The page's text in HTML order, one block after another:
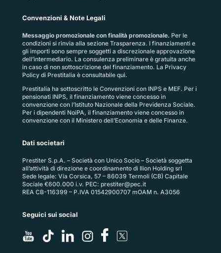
Convenzioni & Note Legali
Messaggio promozionale con finalità promozionale. Per le
condizioni si rinvia alla sezione Trasparenza. I finanziamenti e
gli importi sono sempre soggetti a discrezionale approvazione
dell’intermediario. La consulenza preliminare è gratuita anche
in caso di non sottoscrizione del finanziamento. La Privacy
Policy di Prestitalia è consultabile qui.
Prestitalia ha sottoscritto le Convenzioni con INPS e MEF. Per i
pensionati INPS, il finanziamento viene concesso in
convenzione con l’Istituto Nazionale della Previdenza Sociale.
Per i dipendenti NoiPA, il finanziamento viene concesso in
convenzione con il Ministero dell’Economia e delle Finanze.
Dati societari
Prestiter S.p.A. – Società con Unico Socio – Società soggetta
all’attività di direzione e coordinamento di Ilion Holding srl
Sede legale: Via Corsica, 57 – 86039 Termoli (CB) Capitale
Sociale €600.000 i.v. PEC: prestiter@pec.it
REA CB-116399 – P.IVA 01542900707 mOAM n. A3056
Seguici sui social